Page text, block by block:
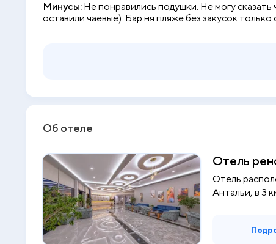
Минусы: Не понравились подушки. Не могу
оставили чаевые). Бар ня пляже без закусок
Об отеле
Отель
Отель
Антальи, в 3